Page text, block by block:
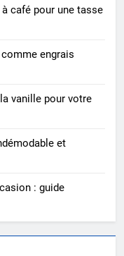
café pour une tasse
engrais
vanille pour votre
et
: guide